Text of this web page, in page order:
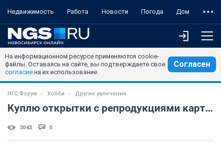
Недвижимость Работа Новости Погода Дом
На информационном ресурсе применяются cookie-
файлы. Оставаясь на сайте, вы подтверждаете свое
согласие на их использование.
Согласен
НГС.Форум Хобби Другие увлечения
Куплю открытки с репродукциями картин Василия Тимофеева
3042 0